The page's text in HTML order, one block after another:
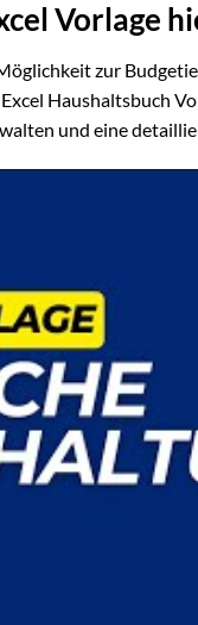
Vorlage
zur
Haushaltsbuch
und eine